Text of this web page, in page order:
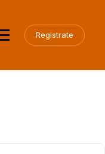
Registrate